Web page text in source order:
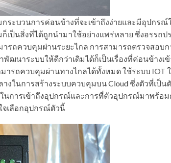
ระบวนการค่อนข้างที่จะเข้าถึงง่ายและมีอุปกรณ์
เป็นสิ่งที่ได้ถูกนำมาใช้อย่างแพร่หลาย ซึ่งอรรถป
ารถควบคุมผ่านระยะไกล การสามารถตรวจสอบ
ฒนาระบบให้ดีกว่าเดิมได้ก็เป็นเรื่องที่ค่อนข้างเ
รถควบคุมผ่านทางไกลได้ทั้งหมด ใช้ระบบ IOT
งในการสร้างระบบควบคุมบน Cloud ซึ่งตัวที่เป็นตั
ในการเข้าถึงอุปกรณ์และการที่ตัวอุปกรณ์มาพร้อ
จเลือกอุปกรณ์ตัวนี้